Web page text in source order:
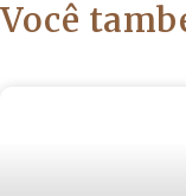
Você